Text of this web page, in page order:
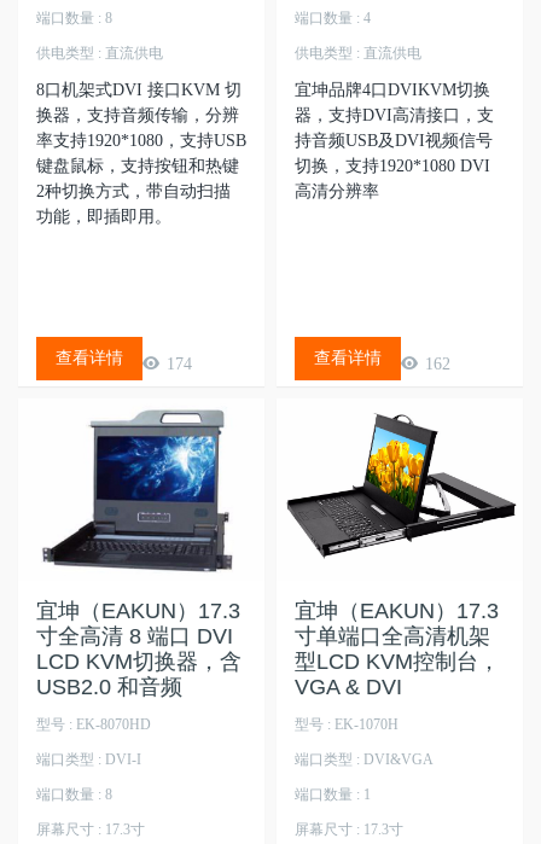
端口数量 : 8
供电类型 : 直流供电
8口机架式DVI 接口KVM 切
换器，支持音频传输，分辨
率支持1920*1080，支持USB
键盘鼠标，支持按钮和热键
2种切换方式，带自动扫描
功能，即插即用。
174
查看详情
端口数量 : 4
供电类型 : 直流供电
宜坤品牌4口DVIKVM切换
器，支持DVI高清接口，支
持音频USB及DVI视频信号
切换，支持1920*1080 DVI
高清分辨率
162
查看详情
宜坤（EAKUN）17.3
寸全高清 8 端口 DVI
LCD KVM切换器，含
USB2.0 和音频
型号 : EK-8070HD
端口类型 : DVI-I
端口数量 : 8
屏幕尺寸 : 17.3寸
宜坤（EAKUN）17.3
寸单端口全高清机架
型LCD KVM控制台，
VGA & DVI
型号 : EK-1070H
端口类型 : DVI&VGA
端口数量 : 1
屏幕尺寸 : 17.3寸